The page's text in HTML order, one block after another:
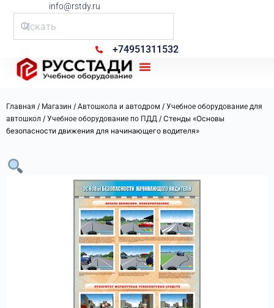
info@rstdy.ru
+74951311532
Главная / Магазин / Автошкола и автодром / Учебное оборудование для
автошкол / Учебное оборудование по ПДД / Стенды «Основы
безопасности движения для начинающего водителя»